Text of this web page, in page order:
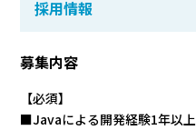
採用情報
募集内容
【必須】
■Javaによる開発経験1年以上